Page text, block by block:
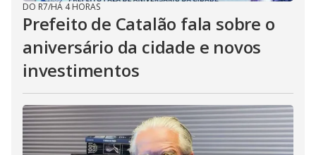
DO R7/HÁ 4 HORAS
Prefeito de Catalão fala sobre o
aniversário da cidade e novos
investimentos